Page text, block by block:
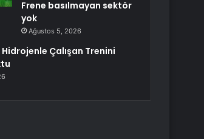
Frene basılmayan sektör
yok
Ağustos 5, 2026
Çalışan Trenini